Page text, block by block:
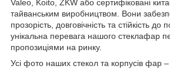
Valeo, Koito, ZKW або сертифіковані
тайванським виробництвом. Вони
прозорість, довговічність та стійкість
унікальна перевага нашого стеклафар
пропозиціями на ринку.
Усі фото наших стекол та корпусів фар –